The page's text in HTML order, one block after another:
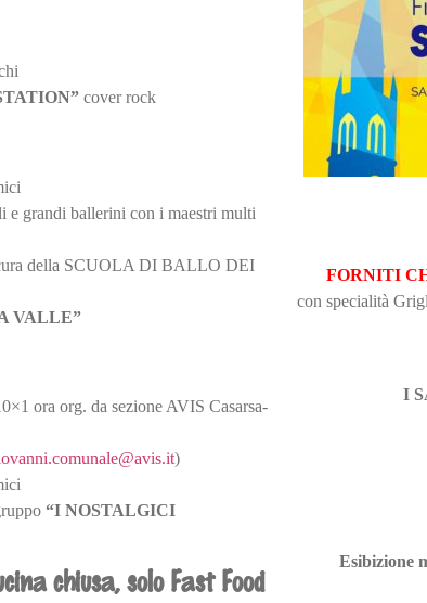
cover rock
e grandi ballerini con i maestri multi
della SCUOLA DI BALLO DEI
VALLE”
ora org. da sezione AVIS Casarsa-
)
“I NOSTALGICI
chiusa, solo Fast Food
FORNITI
con specialità
I
Esibizione